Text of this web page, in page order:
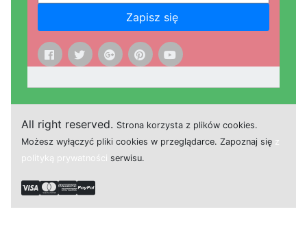
Zapisz się
All right reserved. Strona korzysta z plików cookies.
Możesz wyłączyć pliki cookies w przeglądarce. Zapoznaj się z
polityką prywatności serwisu.